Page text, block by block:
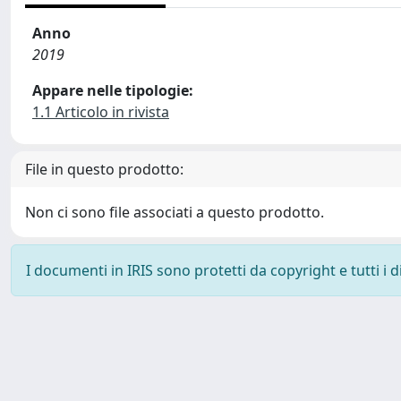
Anno
2019
Appare nelle tipologie:
1.1 Articolo in rivista
File in questo prodotto:
Non ci sono file associati a questo prodotto.
I documenti in IRIS sono protetti da copyright e tutti i